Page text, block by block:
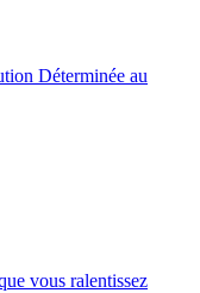
Déterminée au
vous ralentissez